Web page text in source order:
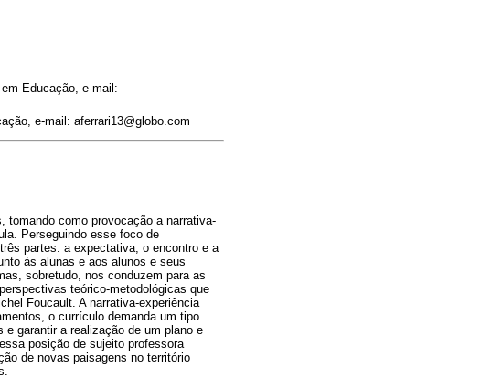
Educação, e-mail:
e-mail: aferrari13@globo.com
tomando como provocação a narrativa-
Perseguindo esse foco de
partes: a expectativa, o encontro e a
às alunas e aos alunos e seus
sobretudo, nos conduzem para as
teórico-metodológicas que
Foucault. A narrativa-experiência
o currículo demanda um tipo
garantir a realização de um plano e
posição de sujeito professora
de novas paisagens no território